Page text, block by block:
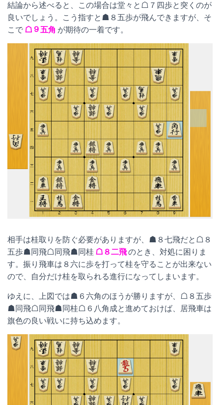
結論から述べると、この場合は堂々と☖７四歩と突くのが
良いでしょう。こう指すと☗８五歩が飛んできますが、そ
こで ☖９五角 が期待の一着です。
相手は桂取りを防ぐ必要がありますが、☗８七飛だと☖８
五歩☗同飛☖同飛☗同桂 ☖８二飛のとき、対処に困りま
す。振り飛車は８六に歩を打って桂を守ることが出来ない
ので、自分だけ桂を取られる進行になってしまいます。
ゆえに、上図では☗６六角のほうが勝りますが、☖８五歩
☗同飛☖同飛☗同桂☖６八角成と進めておけば、居飛車は
旗色の良い戦いに持ち込めます。